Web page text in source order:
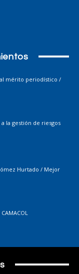
mérito periodístico /
la gestión de riesgos
Hurtado / Mejor